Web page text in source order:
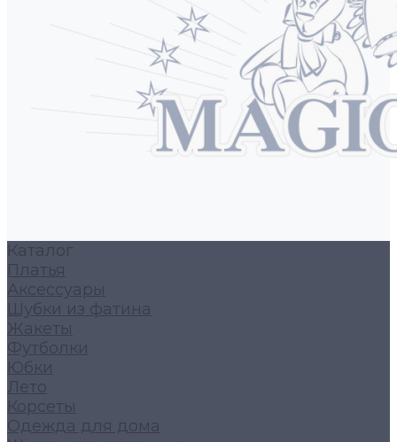
Каталог
Платья
Аксессуары
Шубки из фатина
Жакеты
Футболки
Юбки
Лето
Корсеты
Одежда для дома